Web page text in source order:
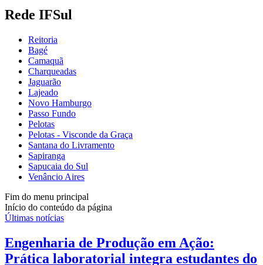
Rede IFSul
Reitoria
Bagé
Camaquã
Charqueadas
Jaguarão
Lajeado
Novo Hamburgo
Passo Fundo
Pelotas
Pelotas - Visconde da Graça
Santana do Livramento
Sapiranga
Sapucaia do Sul
Venâncio Aires
Fim do menu principal
Início do conteúdo da página
Últimas notícias
Engenharia de Produção em Ação:
Prática laboratorial integra estudantes do